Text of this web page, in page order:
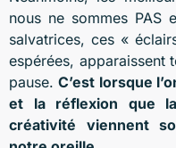
nous ne sommes PAS
salvatrices, ces «
espérées, apparaissent
pause.C’est lorsque
et la réflexion que
créativité viennent